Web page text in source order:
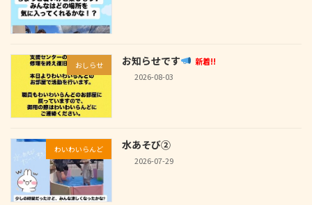
おしらせ お知らせです
新着!!
2026-08-03
わいわいらんど 水あそび②
2026-07-29